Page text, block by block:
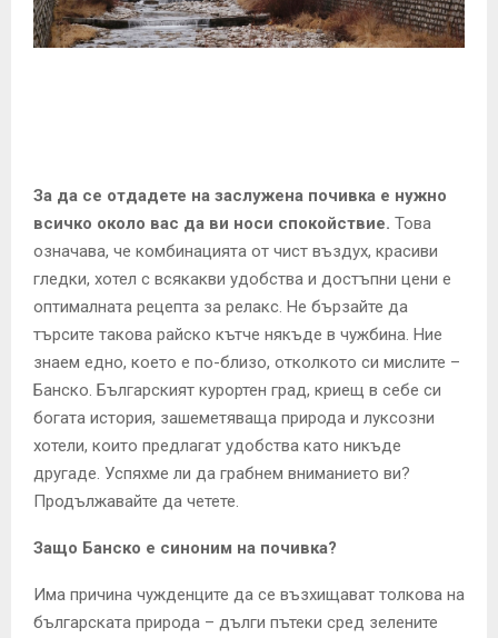
M
UЗа да се отдадете на заслужена почивка е нужно
всичко около вас да ви носи спокойствие. Това
означава, че комбинацията от чист въздух, красиви
гледки, хотел с всякакви удобства и достъпни цени е
оптималната рецепта за релакс. Не бързайте да
търсите такова райско кътче някъде в чужбина. Ние
знаем едно, което е по-близо, отколкото си мислите –
Банско. Българският курортен град, криещ в себе си
богата история, зашеметяваща природа и луксозни
хотели, които предлагат удобства като никъде
другаде. Успяхме ли да грабнем вниманието ви?
Продължавайте да четете.
Защо Банско е синоним на почивка?
Има причина чужденците да се възхищават толкова на
българската природа – дълги пътеки сред зелените